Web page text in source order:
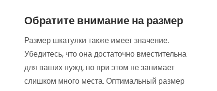
Обратите внимание на размер
Размер шкатулки также имеет значение.
Убедитесь, что она достаточно вместительна
для ваших нужд, но при этом не занимает
слишком много места. Оптимальный размер